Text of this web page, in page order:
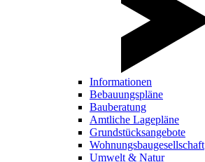
Informationen
Bebauungspläne
Bauberatung
Amtliche Lagepläne
Grundstücksangebote
Wohnungsbaugesellschaft
Umwelt & Natur